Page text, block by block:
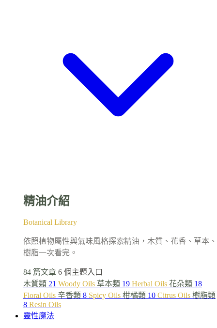
精油介紹
Botanical Library
依照植物屬性與氣味風格探索精油，木質、花香、草本、
樹脂一次看完。
84 篇文章 6 個主題入口
木質類 21 Woody Oils 草本類 19 Herbal Oils 花朵類 18
Floral Oils 辛香類 8 Spicy Oils 柑橘類 10 Citrus Oils 樹脂類
8 Resin Oils
靈性魔法